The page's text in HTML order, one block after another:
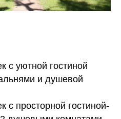
с уютной гостиной
и душевой
с просторной гостиной-